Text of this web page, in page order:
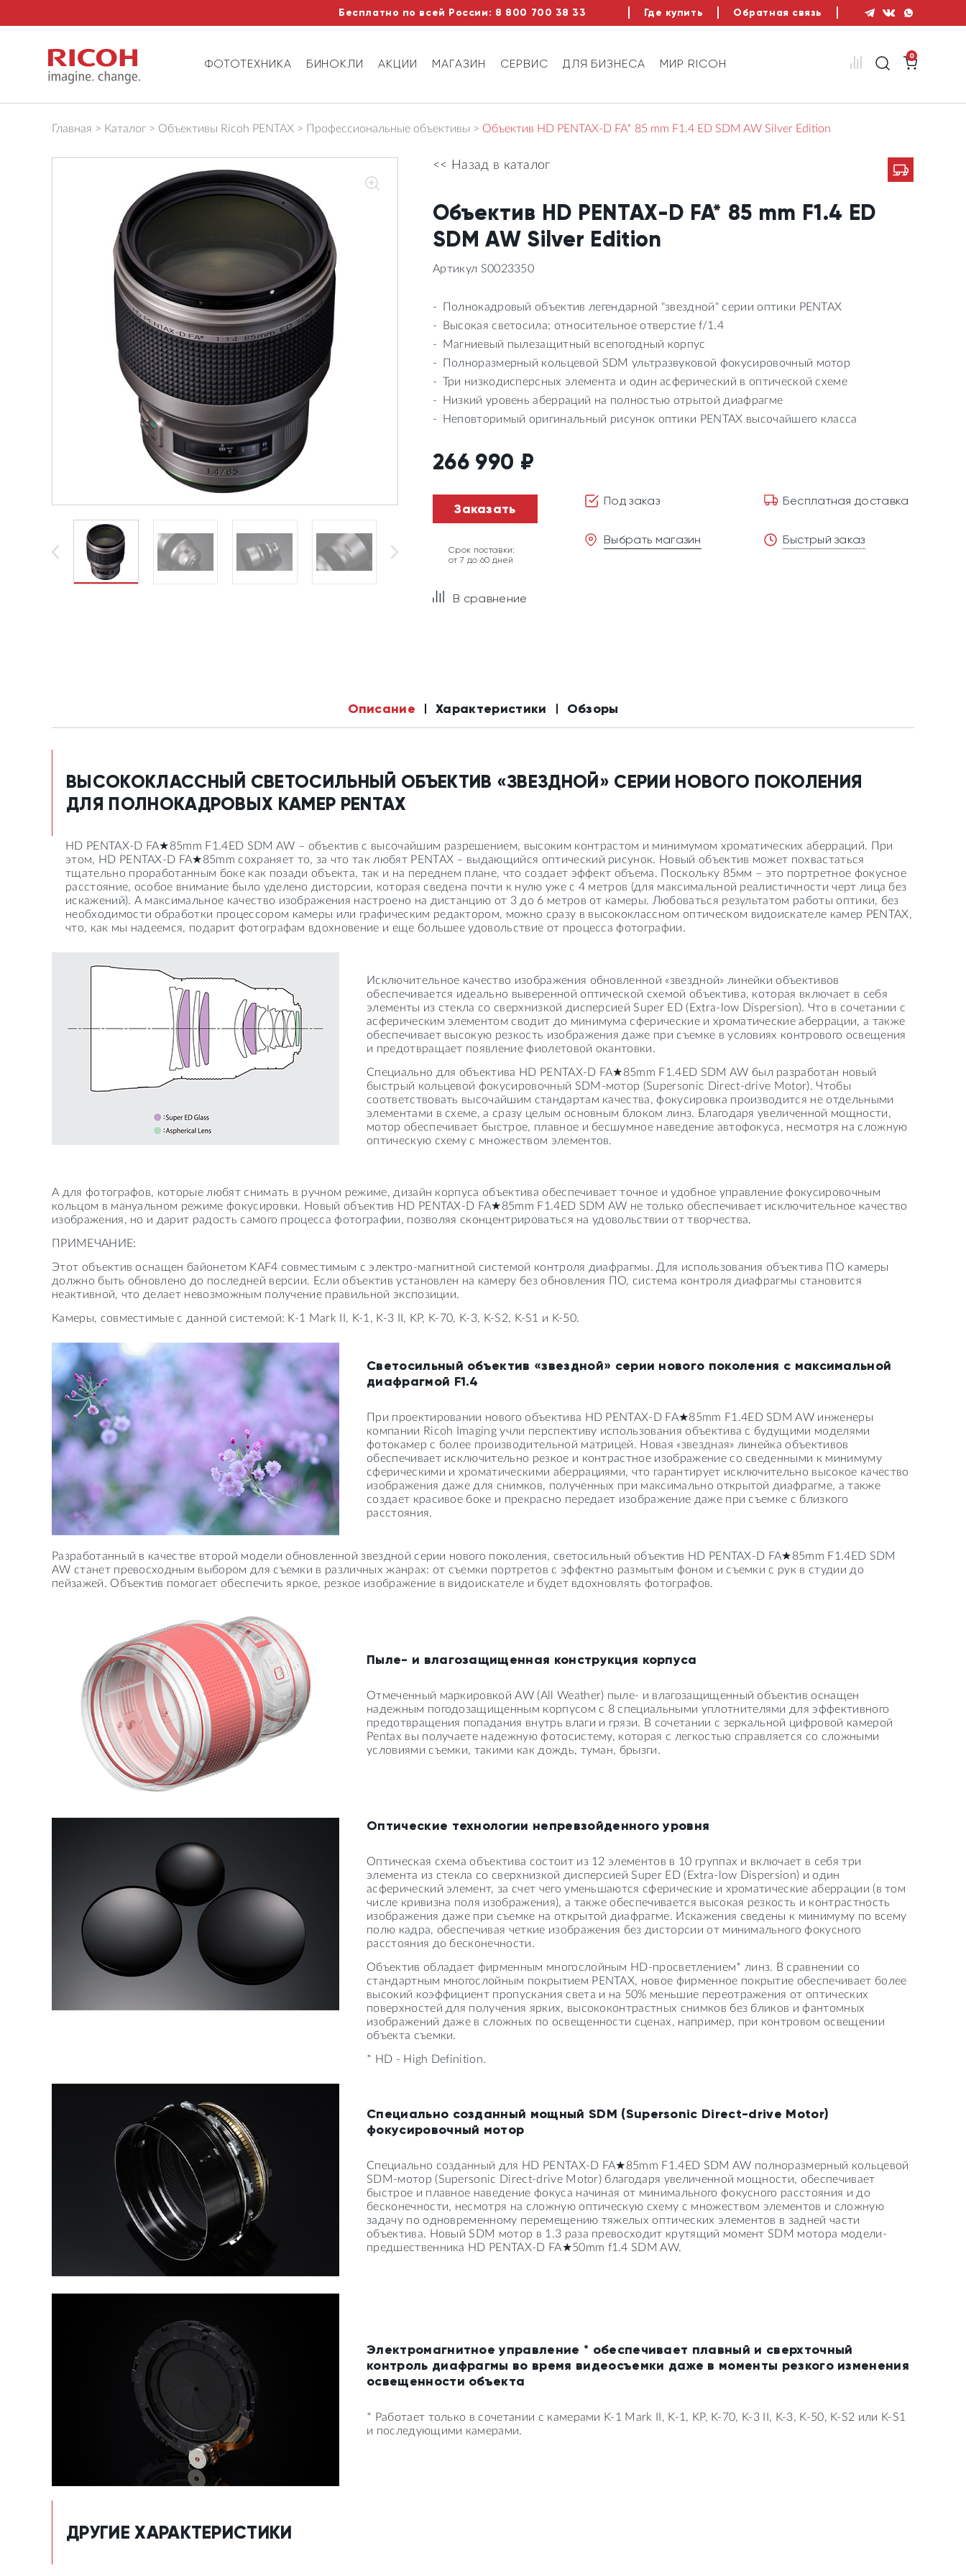
Бесплатно по всей России: 8 800 700 38 33 Где купить Обратная связь
ФОТОТЕХНИКА БИНОКЛИ АКЦИИ МАГАЗИН СЕРВИС ДЛЯ БИЗНЕСА МИР RICOH
0
Главная Каталог Объективы Ricoh PENTAX Профессиональные объективы Объектив HD PENTAX-D FA* 85 mm F1.4 ED SDM AW Silver Edition
<< Назад в каталог
Объектив HD PENTAX-D FA* 85 mm F1.4 ED
SDM AW Silver Edition
Артикул S0023350
Полнокадровый объектив легендарной "звездной" серии оптики PENTAX
Высокая светосила: относительное отверстие f/1.4
Магниевый пылезащитный всепогодный корпус
Полноразмерный кольцевой SDM ультразвуковой фокусировочный мотор
Три низкодисперсных элемента и один асферический в оптической схеме
Низкий уровень аберраций на полностью отрытой диафрагме
Неповторимый оригинальный рисунок оптики PENTAX высочайшего класса
266 990 ₽
Заказать
Срок поставки:
от 7 до 60 дней
В сравнение
Под заказ
Выбрать магазин
Бесплатная доставка
Быстрый заказ
Описание Характеристики Обзоры
ВЫСОКОКЛАССНЫЙ СВЕТОСИЛЬНЫЙ ОБЪЕКТИВ «ЗВЕЗДНОЙ» СЕРИИ НОВОГО ПОКОЛЕНИЯ
ДЛЯ ПОЛНОКАДРОВЫХ КАМЕР PENTAX
HD PENTAX-D FA★85mm F1.4ED SDM AW – объектив с высочайшим разрешением, высоким контрастом и минимумом хроматических аберраций. При
этом, HD PENTAX-D FA★85mm сохраняет то, за что так любят PENTAX – выдающийся оптический рисунок. Новый объектив может похвастаться
тщательно проработанным боке как позади объекта, так и на переднем плане, что создает эффект объема. Поскольку 85мм – это портретное фокусное
расстояние, особое внимание было уделено дисторсии, которая сведена почти к нулю уже с 4 метров (для максимальной реалистичности черт лица без
искажений). А максимальное качество изображения настроено на дистанцию от 3 до 6 метров от камеры. Любоваться результатом работы оптики, без
необходимости обработки процессором камеры или графическим редактором, можно сразу в высококлассном оптическом видоискателе камер PENTAX,
что, как мы надеемся, подарит фотографам вдохновение и еще большее удовольствие от процесса фотографии.
Исключительное качество изображения обновленной «звездной» линейки объективов
обеспечивается идеально выверенной оптической схемой объектива, которая включает в себя
элементы из стекла со сверхнизкой дисперсией Super ED (Extra-low Dispersion). Что в сочетании с
асферическим элементом сводит до минимума сферические и хроматические аберрации, а также
обеспечивает высокую резкость изображения даже при съемке в условиях контрового освещения
и предотвращает появление фиолетовой окантовки.
Специально для объектива HD PENTAX-D FA★85mm F1.4ED SDM AW был разработан новый
быстрый кольцевой фокусировочный SDM-мотор (Supersonic Direct-drive Motor). Чтобы
соответствовать высочайшим стандартам качества, фокусировка производится не отдельными
элементами в схеме, а сразу целым основным блоком линз. Благодаря увеличенной мощности,
мотор обеспечивает быстрое, плавное и бесшумное наведение автофокуса, несмотря на сложную
оптическую схему с множеством элементов.
А для фотографов, которые любят снимать в ручном режиме, дизайн корпуса объектива обеспечивает точное и удобное управление фокусировочным
кольцом в мануальном режиме фокусировки. Новый объектив HD PENTAX-D FA★85mm F1.4ED SDM AW не только обеспечивает исключительное качество
изображения, но и дарит радость самого процесса фотографии, позволяя сконцентрироваться на удовольствии от творчества.
ПРИМЕЧАНИЕ:
Этот объектив оснащен байонетом KAF4 совместимым с электро-магнитной системой контроля диафрагмы. Для использования объектива ПО камеры
должно быть обновлено до последней версии. Если объектив установлен на камеру без обновления ПО, система контроля диафрагмы становится
неактивной, что делает невозможным получение правильной экспозиции.
Камеры, совместимые с данной системой: K-1 Mark II, K-1, K-3 II, KP, K-70, K-3, K-S2, K-S1 и K-50.
Светосильный объектив «звездной» серии нового поколения с максимальной
диафрагмой F1.4
При проектировании нового объектива HD PENTAX-D FA★85mm F1.4ED SDM AW инженеры
компании Ricoh Imaging учли перспективу использования объектива с будущими моделями
фотокамер с более производительной матрицей. Новая «звездная» линейка объективов
обеспечивает исключительно резкое и контрастное изображение со сведенными к минимуму
сферическими и хроматическими аберрациями, что гарантирует исключительно высокое качество
изображения даже для снимков, полученных при максимально открытой диафрагме, а также
создает красивое боке и прекрасно передает изображение даже при съемке с близкого
расстояния.
Разработанный в качестве второй модели обновленной звездной серии нового поколения, светосильный объектив HD PENTAX-D FA★85mm F1.4ED SDM
AW станет превосходным выбором для съемки в различных жанрах: от съемки портретов с эффектно размытым фоном и съемки с рук в студии до
пейзажей. Объектив помогает обеспечить яркое, резкое изображение в видоискателе и будет вдохновлять фотографов.
Пыле- и влагозащищенная конструкция корпуса
Отмеченный маркировкой AW (All Weather) пыле- и влагозащищенный объектив оснащен
надежным погодозащищенным корпусом с 8 специальными уплотнителями для эффективного
предотвращения попадания внутрь влаги и грязи. В сочетании с зеркальной цифровой камерой
Pentax вы получаете надежную фотосистему, которая с легкостью справляется со сложными
условиями съемки, такими как дождь, туман, брызги.
Оптические технологии непревзойденного уровня
Оптическая схема объектива состоит из 12 элементов в 10 группах и включает в себя три
элемента из стекла со сверхнизкой дисперсией Super ED (Extra-low Dispersion) и один
асферический элемент, за счет чего уменьшаются сферические и хроматические аберрации (в том
числе кривизна поля изображения), а также обеспечивается высокая резкость и контрастность
изображения даже при съемке на открытой диафрагме. Искажения сведены к минимуму по всему
полю кадра, обеспечивая четкие изображения без дисторсии от минимального фокусного
расстояния до бесконечности.
Объектив обладает фирменным многослойным HD-просветлением* линз. В сравнении со
стандартным многослойным покрытием PENTAX, новое фирменное покрытие обеспечивает более
высокий коэффициент пропускания света и на 50% меньшие переотражения от оптических
поверхностей для получения ярких, высококонтрастных снимков без бликов и фантомных
изображений даже в сложных по освещенности сценах, например, при контровом освещении
объекта съемки.
* HD - High Definition.
Специально созданный мощный SDM (Supersonic Direct-drive Motor)
фокусировочный мотор
Специально созданный для HD PENTAX-D FA★85mm F1.4ED SDM AW полноразмерный кольцевой
SDM-мотор (Supersonic Direct-drive Motor) благодаря увеличенной мощности, обеспечивает
быстрое и плавное наведение фокуса начиная от минимального фокусного расстояния и до
бесконечности, несмотря на сложную оптическую схему с множеством элементов и сложную
задачу по одновременному перемещению тяжелых оптических элементов в задней части
объектива. Новый SDM мотор в 1.3 раза превосходит крутящий момент SDM мотора модели-
предшественника HD PENTAX-D FA★50mm f1.4 SDM AW.
Электромагнитное управление * обеспечивает плавный и сверхточный
контроль диафрагмы во время видеосъемки даже в моменты резкого изменения
освещенности объекта
* Работает только в сочетании с камерами K-1 Mark II, K-1, KP, K-70, K-3 II, K-3, K-50, K-S2 или K-S1
и последующими камерами.
ДРУГИЕ ХАРАКТЕРИСТИКИ